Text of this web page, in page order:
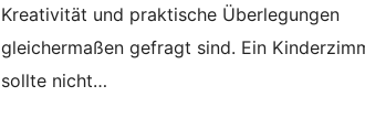
Kreativität und praktische Überlegungen
gleichermaßen gefragt sind. Ein
sollte nicht…